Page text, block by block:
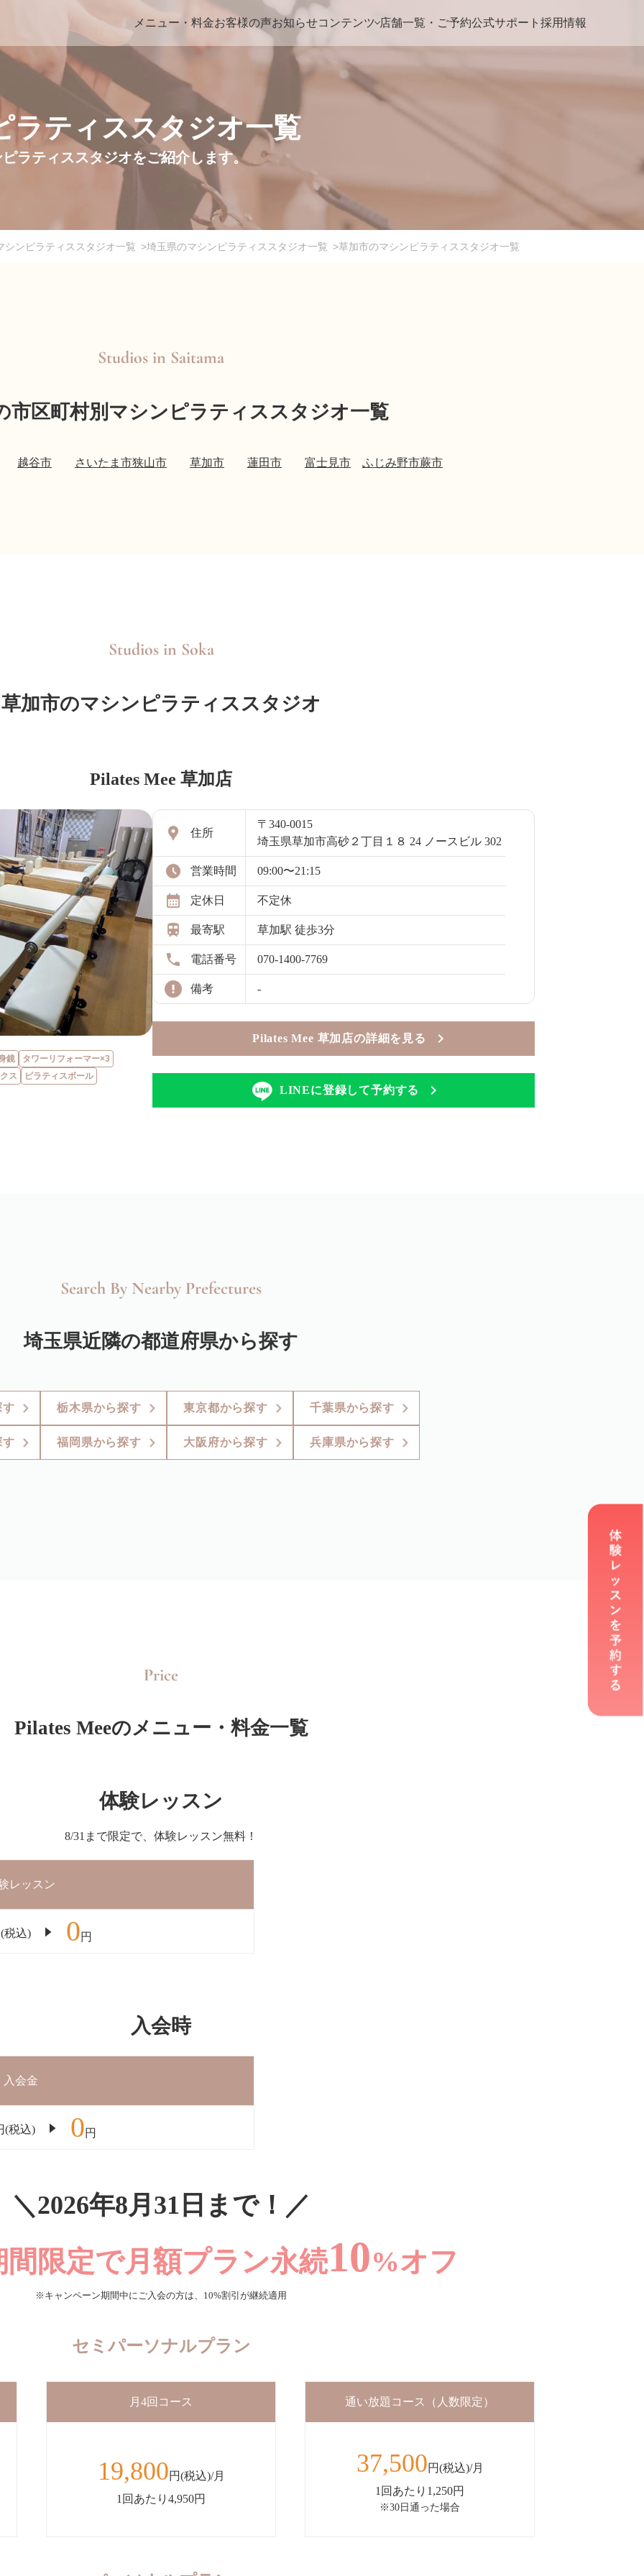
メニュー・料金お客様の声お知らせコンテンツ 店舗一覧・ご予約公式サポート 採用情報
ラティススタジオ一覧
ラティススタジオをご紹介します。
シンピラティススタジオ一覧 >埼玉県のマシンピラティススタジオ一覧 >草加市のマシンピラティススタジオ一覧
Studios in Saitama
市区町村別マシンピラティススタジオ一覧
越谷市 さいたま市狭山市 草加市 蓮田市 富士見市 ふじみ野市蕨市
Studios in Soka
草加市のマシンピラティススタジオ
Pilates Mee 草加店
鏡
タワーリフォーマー×3
ス ピラティスボール
住所
〒340-0015
埼玉県草加市高砂２丁目１８ 24 ノースビル 302
営業時間 09:00〜21:15
定休日 不定休
最寄駅 草加駅 徒歩3分
電話番号 070-1400-7769
備考 -
Pilates Mee 草加店の詳細を見る
LINEに登録して予約する
Search By Nearby Prefectures
埼玉県近隣の都道府県から探す
す 栃木県から探す 東京都から探す 千葉県から探す
す 福岡県から探す 大阪府から探す 兵庫県から探す
Price
Pilates Meeのメニュー・料金一覧
体験レッスン
8/31まで限定で、体験レッスン無料！
レッスン
税込) 0円
入会時
入会金
(税込) 0円
＼2026年8月31日まで！／
限定で月額プラン永続10%オフ
※キャンペーン期間中にご入会の方は、10%割引が継続適用
セミパーソナルプラン
月4回コース
19,800円(税込)/月
1回あたり4,950円
通い放題コース（人数限定）
37,500円(税込)/月
1回あたり1,250円
※30日通った場合